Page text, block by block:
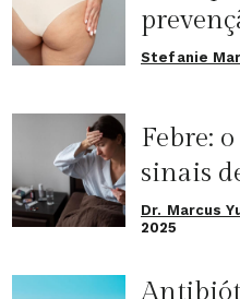
Stefanie
Febre:
sinais
Dr. Marcus
2025